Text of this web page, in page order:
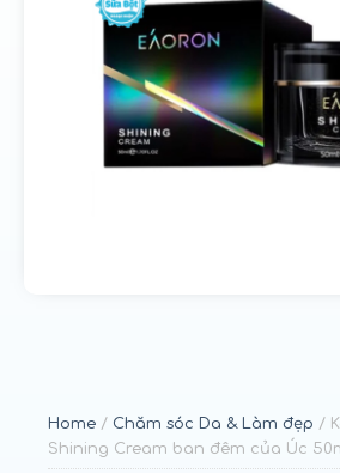
Home / Chăm sóc Da & Làm đẹp /
Shining Cream ban đêm của Úc